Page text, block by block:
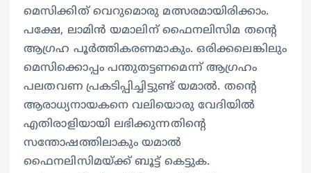
മെസിക്കിത് വെറുമൊരു മത്സരമായിരിക്കാം.
പക്ഷേ, ലാമിന്‍ യമാലിന് ഫൈനലിസിമ തന്റെ
ആഗ്രഹ പൂര്‍ത്തികരണമാകും. ഒരിക്കലെങ്കിലും
മെസിക്കൊപ്പം പന്തുതട്ടണമെന്ന് ആഗ്രഹം
പലതവണ പ്രകടിപ്പിച്ചിട്ടുണ്ട് യമാല്‍. തന്റെ
ആരാധ്യനായകനെ വലിയൊരു വേദിയില്‍
എതിരാളിയായി ലഭിക്കുന്നതിന്റെ
സന്തോഷത്തിലാകും യമാല്‍
ഫൈനലിസിമയ്ക്ക് ബൂട്ട് കെട്ടുക.